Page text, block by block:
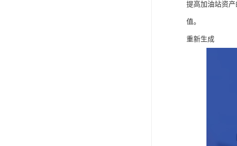
提高加油站资
值。
重新生成